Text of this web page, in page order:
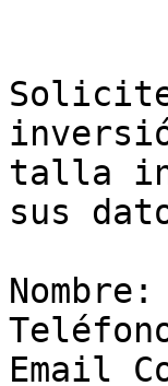
Solicite
talla
sus
Nombre:
Email